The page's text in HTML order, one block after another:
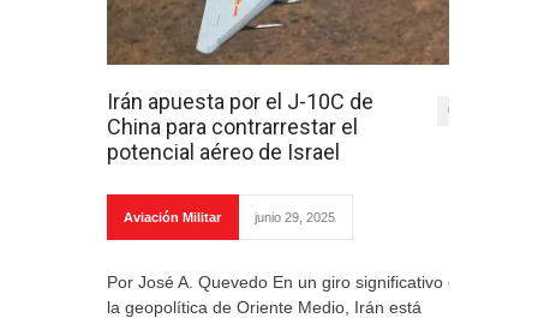
Irán apuesta por el J-10C de
China para contrarrestar el
potencial aéreo de Israel
0
Aviación Militar junio 29, 2025
Por José A. Quevedo En un giro significativo en
la geopolítica de Oriente Medio, Irán está